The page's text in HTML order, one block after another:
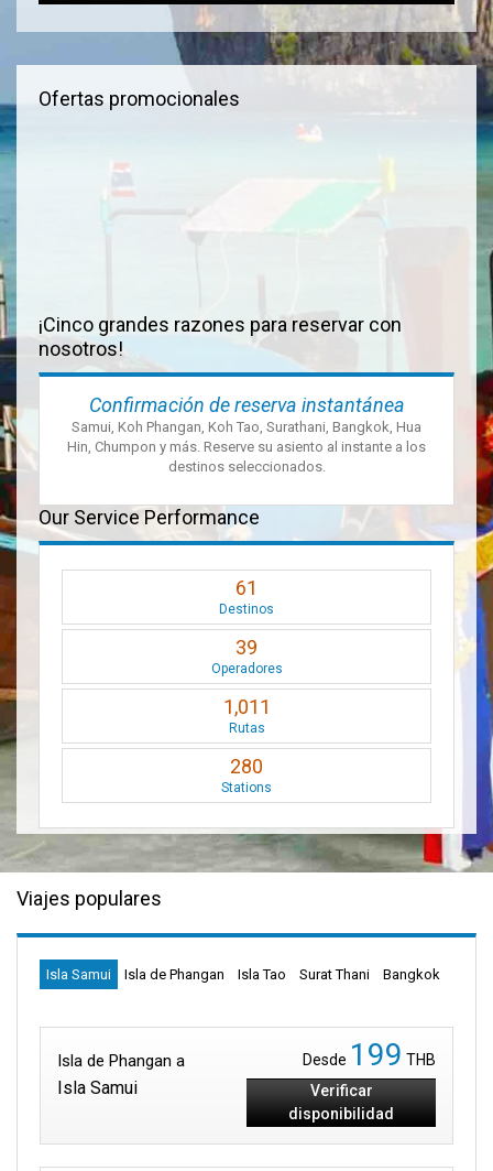
Ofertas promocionales
¡Cinco grandes razones para reservar con
nosotros!
Confirmación de reserva instantánea
Samui, Koh Phangan, Koh Tao, Surathani, Bangkok, Hua
Hin, Chumpon y más. Reserve su asiento al instante a los
destinos seleccionados.
Our Service Performance
61
Destinos
39
Operadores
1,011
Rutas
280
Stations
Viajes populares
Isla Samui Isla de Phangan Isla Tao Surat Thani Bangkok
Isla de Phangan a
Isla Samui
Desde 199 THB
Verificar
disponibilidad